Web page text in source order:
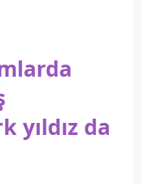
yıldız da